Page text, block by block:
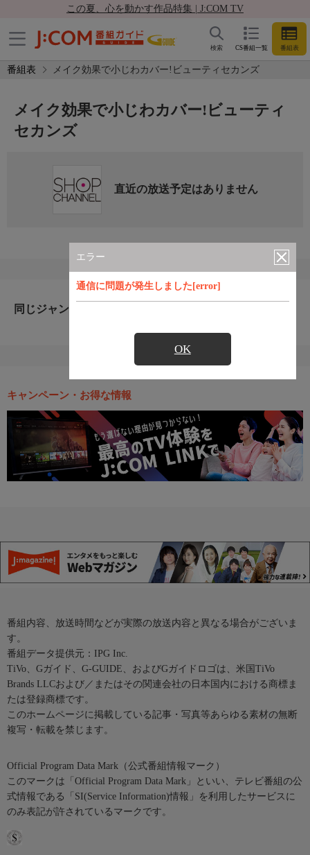
この夏、心を動かす作品特集 | J:COM TV
CS番組一覧 番組表
検索
番組表 メイク効果で小じわカバー!ビューティセカンズ
エラー
通信に問題が発生しました[error]
OK
メイク効果で小じわカバー!ビューティ
セカンズ
直近の放送予定はありません
同じジャンルのおすすめ番組
キャンペーン・お得な情報
番組内容、放送時間などが実際の放送内容と異なる場合がございま
す。
番組データ提供元：IPG Inc.
TiVo、Gガイド、G-GUIDE、およびGガイドロゴは、米国TiVo
Brands LLCおよび／またはその関連会社の日本国内における商標ま
たは登録商標です。
このホームページに掲載している記事・写真等あらゆる素材の無断
複写・転載を禁じます。
Official Program Data Mark（公式番組情報マーク）
このマークは「Official Program Data Mark」といい、テレビ番組の公
式情報である「SI(Service Information)情報」を利用したサービスに
のみ表記が許されているマークです。